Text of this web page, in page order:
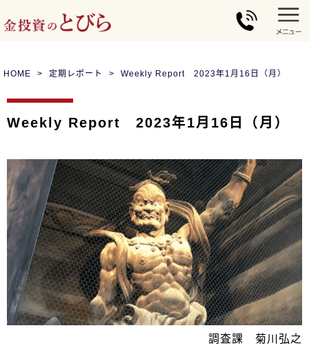
HOME 定期レポート Weekly Report 2023年1月16日（月）
Weekly Report 2023年1月16日（月）
調査課 菊川弘之